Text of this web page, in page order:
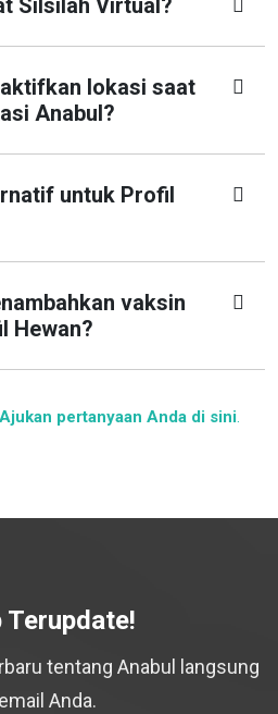
Silsilah Virtual?
lokasi saat
Anabul?
untuk Profil
vaksin
Hewan?
Ajukan pertanyaan Anda di sini.
Terupdate!
tentang Anabul langsung
Anda.